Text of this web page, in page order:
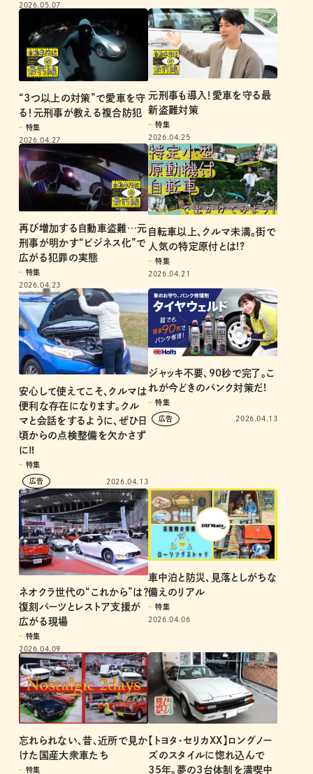
2026.05.07
“3つ以上の対策”で愛車を守
る！元刑事が教える複合防犯
特集
2026.04.27
元刑事も導入！愛車を守る最
新盗難対策
特集
2026.04.25
再び増加する自動車盗難…元
刑事が明かす“ビジネス化”で
広がる犯罪の実態
特集
2026.04.23
自転車以上、クルマ未満。街で
人気の特定原付とは!?
特集
2026.04.21
安心して使えてこそ、クルマは
便利な存在になります。クル
マと会話をするように、ぜひ日
頃からの点検整備を欠かさず
に‼︎
特集
2026.04.13
ジャッキ不要、90秒で完了。こ
れが今どきのパンク対策だ!
特集
2026.04.13
ネオクラ世代の“これから”は？
復刻パーツとレストア支援が
広がる現場
特集
2026.04.09
車中泊と防災、見落としがちな
備えのリアル
特集
2026.04.06
忘れられない、昔、近所で見か
けた国産大衆車たち
特集
【トヨタ・セリカXX】ロングノー
ズのスタイルに惚れ込んで
35年。夢の3台体制を満喫中